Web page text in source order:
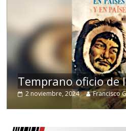
Temprano oficio de
2 noviembre, 2024 Francisco